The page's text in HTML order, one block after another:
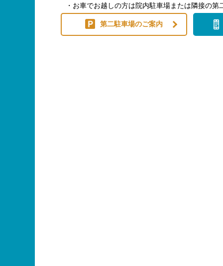
・お車でお越しの方は院内駐車場または隣接の
第二駐車場のご案内